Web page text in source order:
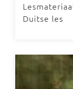
Duitse les